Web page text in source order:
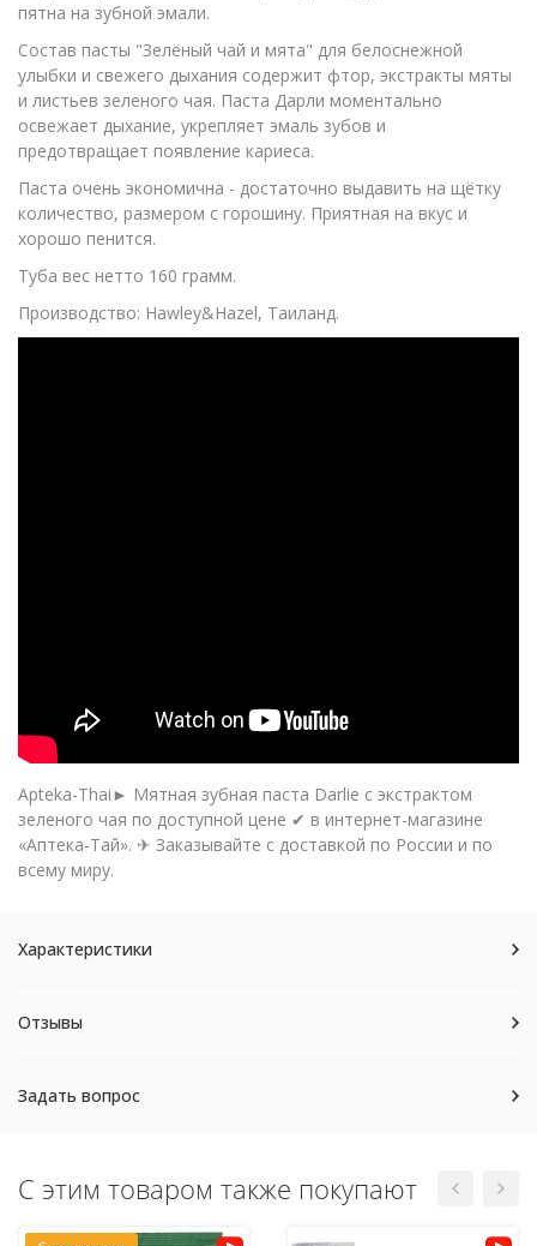
пятна на зубной эмали.
Состав пасты "Зелёный чай и мята" для белоснежной
улыбки и свежего дыхания содержит фтор, экстракты мяты
и листьев зеленого чая. Паста Дарли моментально
освежает дыхание, укрепляет эмаль зубов и
предотвращает появление кариеса.
Паста очень экономична - достаточно выдавить на щётку
количество, размером с горошину. Приятная на вкус и
хорошо пенится.
Туба вес нетто 160 грамм.
Производство: Hawley&Hazel, Таиланд.
Apteka-Thai► Мятная зубная паста Darlie с экстрактом
зеленого чая по доступной цене ✔ в интернет-магазине
«Аптека-Тай». ✈ Заказывайте с доставкой по России и по
всему миру.
Характеристики
Отзывы
Задать вопрос
С этим товаром также покупают